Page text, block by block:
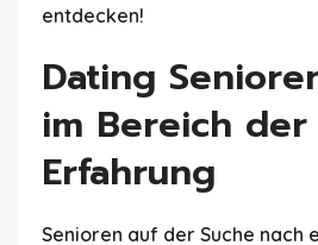
entdecken!
Dating
im Bereich der
Erfahrung
Senioren auf der Suche nach